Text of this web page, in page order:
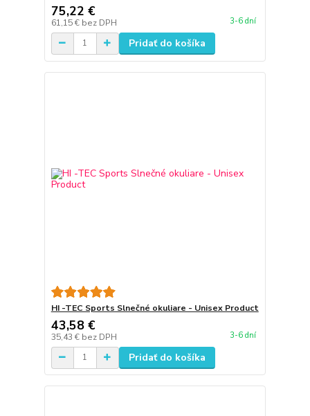
75,22 €
61,15 € bez DPH 3-6 dní
Pridať do košíka
HI -TEC Sports Slnečné okuliare - Unisex Product
43,58 €
35,43 € bez DPH 3-6 dní
Pridať do košíka